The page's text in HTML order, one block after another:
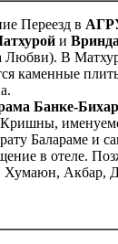
Переезд в
и
Любви). В
каменные
Банке-
Кришны,
Балараме и
в отеле.
Акбар,